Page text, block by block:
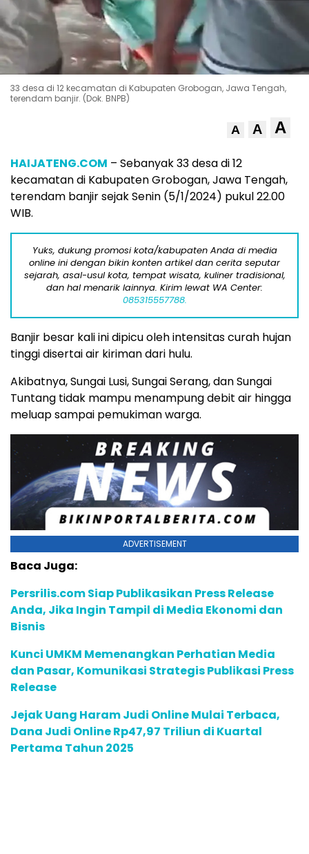
33 desa di 12 kecamatan di Kabupaten Grobogan, Jawa Tengah,
terendam banjir. (Dok. BNPB)
A A A
HAIJATENG.COM – Sebanyak 33 desa di 12
kecamatan di Kabupaten Grobogan, Jawa Tengah,
terendam banjir sejak Senin (5/1/2024) pukul 22.00
WIB.
Yuks, dukung promosi kota/kabupaten Anda di media
online ini dengan bikin konten artikel dan cerita seputar
sejarah, asal-usul kota, tempat wisata, kuliner tradisional,
dan hal menarik lainnya. Kirim lewat WA Center:
085315557788.
Banjir besar kali ini dipicu oleh intensitas curah hujan
tinggi disertai air kiriman dari hulu.
Akibatnya, Sungai Lusi, Sungai Serang, dan Sungai
Tuntang tidak mampu menampung debit air hingga
meluap sampai pemukiman warga.
ADVERTISEMENT
Baca Juga:
Persrilis.com Siap Publikasikan Press Release
Anda, Jika Ingin Tampil di Media Ekonomi dan
Bisnis
Kunci UMKM Memenangkan Perhatian Media
dan Pasar, Komunikasi Strategis Publikasi Press
Release
Jejak Uang Haram Judi Online Mulai Terbaca,
Dana Judi Online Rp47,97 Triliun di Kuartal
Pertama Tahun 2025